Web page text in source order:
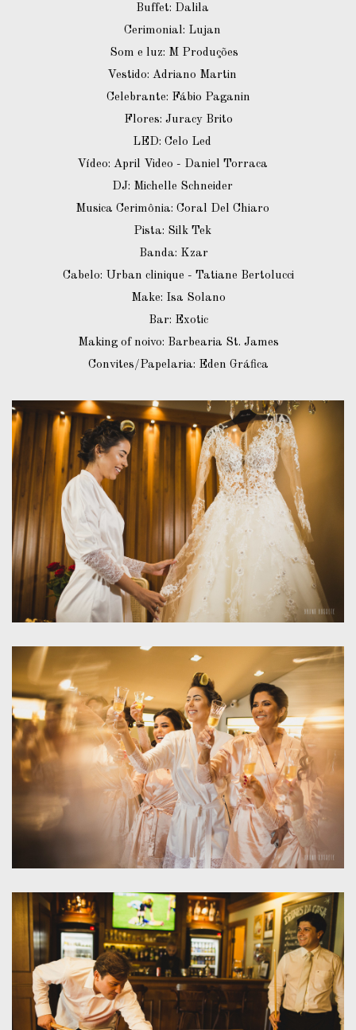
Buffet: Dalila ⠀
Cerimonial: Lujan ⠀
Som e luz: M Produções⠀
Vestido: Adriano Martin ⠀
Celebrante: Fábio Paganin
Flores: Juracy Brito
LED: Celo Led ⠀
Vídeo: April Video - Daniel Torraca ⠀
DJ: Michelle Schneider ⠀
Musica Cerimônia: Coral Del Chiaro ⠀
Pista: Silk Tek ⠀
Banda: Kzar⠀
Cabelo: Urban clinique - Tatiane Bertolucci
Make: Isa Solano
Bar: Exotic
Making of noivo: Barbearia St. James
Convites/Papelaria: Eden Gráfica